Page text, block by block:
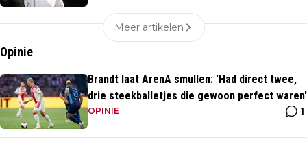
Meer artikelen
Opinie
Brandt laat ArenA smullen: 'Had direct twee,
drie steekballetjes die gewoon perfect waren'
OPINIE 1